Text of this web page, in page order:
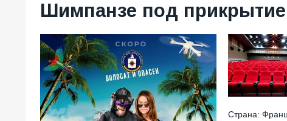
Шимпанзе под
Страна: